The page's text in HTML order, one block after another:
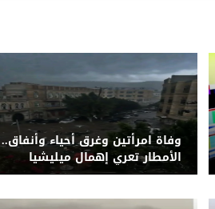
وفاة امرأتين وغرق أحياء وأنفاق..
الأمطار تعري إهمال ميليشيا
الحوثي لشبكة التصريف بصنعاء